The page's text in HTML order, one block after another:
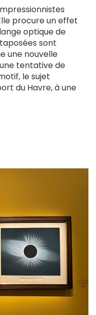
procure un effet
optique de
sont
une nouvelle
tentative de
le sujet
du Havre, à une